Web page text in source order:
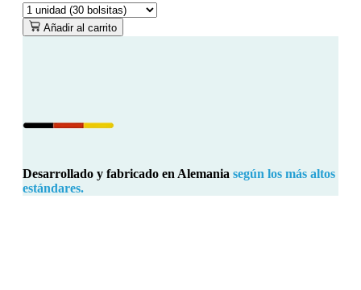
Añadir al carrito
Desarrollado y fabricado en Alemania según los más altos
estándares.